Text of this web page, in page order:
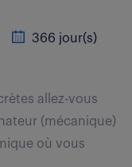
366 jour(s)
allez-vous
(mécanique)
où vous